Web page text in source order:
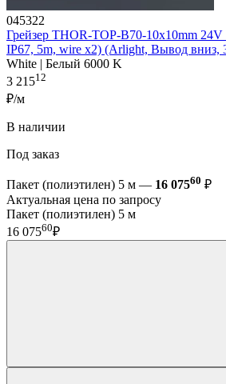
045322
Грейзер THOR-TOP-B70-10x10mm
IP67, 5m, wire x2) (Arlight, Вывод вниз,
White | Белый 6000 K
3 21512
₽/м
В наличии
Под заказ
Пакет (полиэтилен) 5 м — 16 07560 ₽
Актуальная цена по запросу
Пакет (полиэтилен) 5 м
16 07560₽